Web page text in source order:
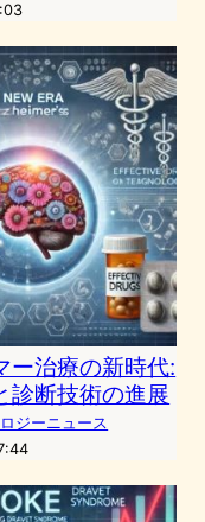
ー治療の新時代:
診断技術の進展
ジーニュース